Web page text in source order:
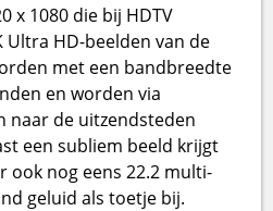
x 1080 die bij HDTV
HD-beelden van de
met een bandbreedte
en worden via
naar de uitzendsteden
een subliem beeld krijgt
ook nog eens 22.2 multi-
geluid als toetje bij.